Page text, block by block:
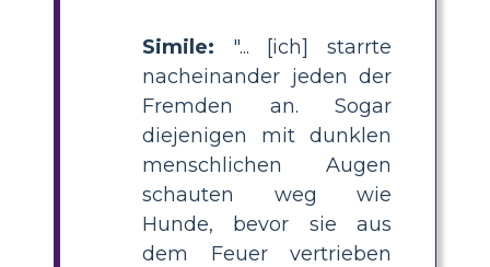
Simile: "... [ich] starrte
nacheinander jeden der
Fremden an. Sogar
diejenigen mit dunklen
menschlichen Augen
schauten weg wie
Hunde, bevor sie aus
dem Feuer vertrieben